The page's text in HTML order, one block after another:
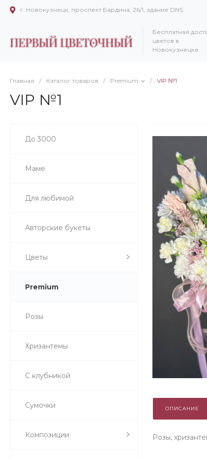
г. Новокузнецк, проспект Бардина, 26/1, здание DNS
Бесплатная
цветов в
Новокузнецке
Главная / Каталог товаров / Premium / VIP №1
VIP №1
До 3000
Маме
Для любимой
Авторские букеты
Цветы
Premium
Розы
Хризантемы
С клубникой
Сумочки
Композиции
ОПИСАНИЕ
Розы,